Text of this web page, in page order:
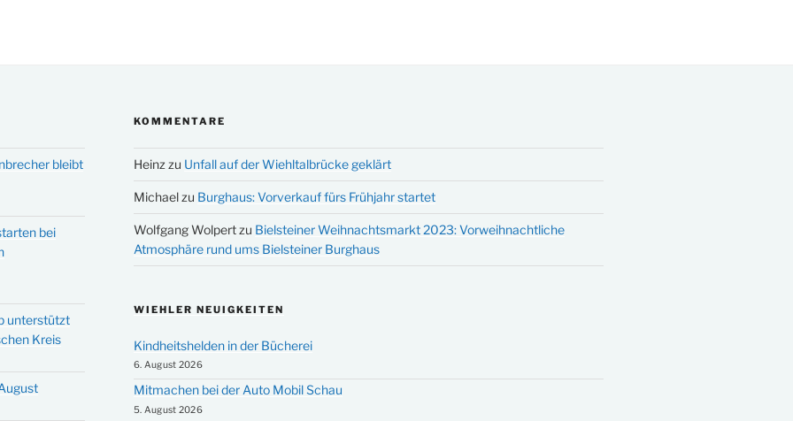
bleibt
bei
unterstützt
Kreis
KOMMENTARE
Heinz zu Unfall auf der Wiehltalbrücke geklärt
Michaelzu Burghaus: Vorverkauf fürs Frühjahr startet
Wolfgang Wolpertzu Bielsteiner Weihnachtsmarkt 2023: Vorweihnachtliche
Atmosphäre rund ums Bielsteiner Burghaus
WIEHLER NEUIGKEITEN
Kindheitshelden in der Bücherei
6. August 2026
Mitmachen bei der Auto Mobil Schau
5. August 2026